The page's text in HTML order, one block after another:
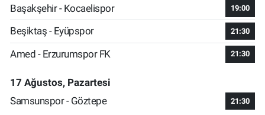
Başakşehir - Kocaelispor
19:00
Beşiktaş - Eyüpspor 21:30
Amed - Erzurumspor FK 21:30
17 Ağustos, Pazartesi
Samsunspor - Göztepe
21:30